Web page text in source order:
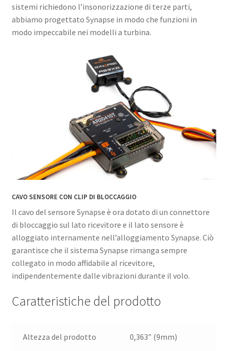
sistemi richiedono l’insonorizzazione di terze parti,
abbiamo progettato Synapse in modo che funzioni in
modo impeccabile nei modelli a turbina.
CAVO SENSORE CON CLIP DI BLOCCAGGIO
Il cavo del sensore Synapse è ora dotato di un connettore
di bloccaggio sul lato ricevitore e il lato sensore è
alloggiato internamente nell’alloggiamento Synapse. Ciò
garantisce che il sistema Synapse rimanga sempre
collegato in modo affidabile al ricevitore,
indipendentemente dalle vibrazioni durante il volo.
Caratteristiche del prodotto
Altezza del prodotto 0,363″ (9mm)